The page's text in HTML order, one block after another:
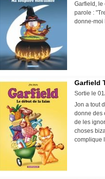
Garfield, le
parole :
donne-moi
Garfield
Sortie le
Jon a tout
donne des
de les
choses
complique